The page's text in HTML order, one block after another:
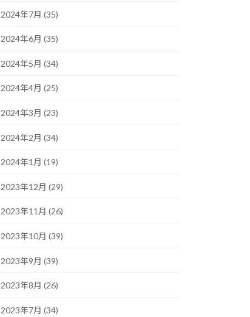
2024年7月 (35)
2024年6月 (35)
2024年5月 (34)
2024年4月 (25)
2024年3月 (23)
2024年2月 (34)
2024年1月 (19)
2023年12月 (29)
2023年11月 (26)
2023年10月 (39)
2023年9月 (39)
2023年8月 (26)
2023年7月 (34)